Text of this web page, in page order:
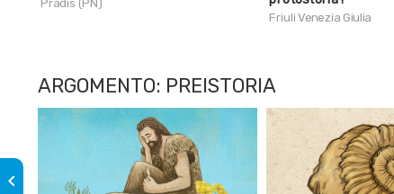
Pradis (PN)
Friuli Venezia Giulia
ARGOMENTO: PREISTORIA
keyboard_arrow_left